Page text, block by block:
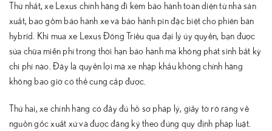
Thứ nhất, xe Lexus chính hãng đi kèm bảo hành toàn diện từ nhà sản
xuất, bao gồm bảo hành xe và bảo hành pin đặc biệt cho phiên bản
hybrid. Khi mua xe Lexus Đông Triều qua đại lý ủy quyền, bạn được
sửa chữa miễn phí trong thời hạn bảo hành mà không phát sinh bất kỳ
chi phí nào. Đây là quyền lợi mà xe nhập khẩu không chính hãng
không bao giờ có thể cung cấp được.
Thứ hai, xe chính hãng có đầy đủ hồ sơ pháp lý, giấy tờ rõ ràng về
nguồn gốc xuất xứ và được đăng ký theo đúng quy định pháp luật.